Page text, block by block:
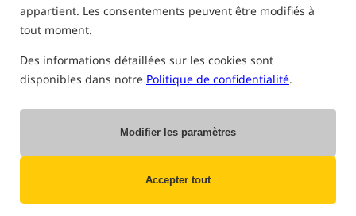
appartient. Les consentements peuvent être modifiés à
tout moment.
Des informations détaillées sur les cookies sont
disponibles dans notre Politique de confidentialité.
Modifier les paramètres
Accepter tout
uniquement des produits dansnotre entrepôt
(Certaines options peuvent avoir été masquées par la méthode de filtrage
Prix EUR
taille 14 mm 8.06
Manque de